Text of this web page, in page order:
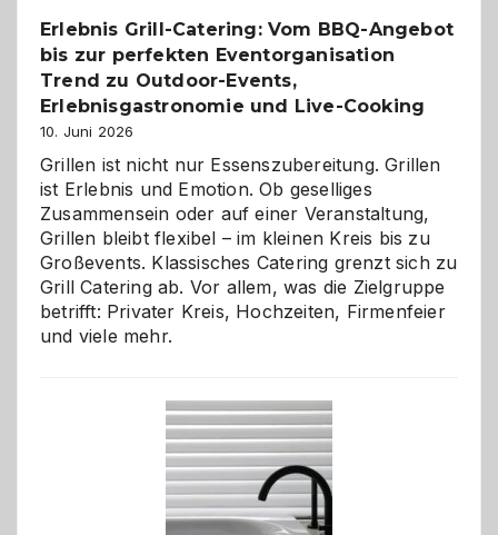
Erlebnis Grill-Catering: Vom BBQ-Angebot
bis zur perfekten Eventorganisation
Trend zu Outdoor-Events,
Erlebnisgastronomie und Live-Cooking
10. Juni 2026
Grillen ist nicht nur Essenszubereitung. Grillen
ist Erlebnis und Emotion. Ob geselliges
Zusammensein oder auf einer Veranstaltung,
Grillen bleibt flexibel – im kleinen Kreis bis zu
Großevents. Klassisches Catering grenzt sich zu
Grill Catering ab. Vor allem, was die Zielgruppe
betrifft: Privater Kreis, Hochzeiten, Firmenfeier
und viele mehr.